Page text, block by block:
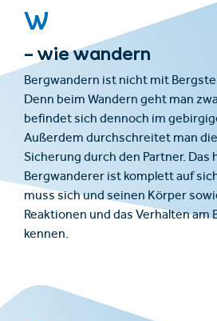
W
– wie wandern
Bergwandern ist nicht mit
Denn beim Wandern geht man
befindet sich dennoch im
Außerdem durchschreitet man
Sicherung durch den Partner. Das
Bergwanderer ist komplett auf
muss sich und seinen Körper
Reaktionen und das Verhalten am
kennen.